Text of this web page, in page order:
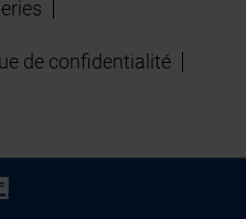
de confidentialité